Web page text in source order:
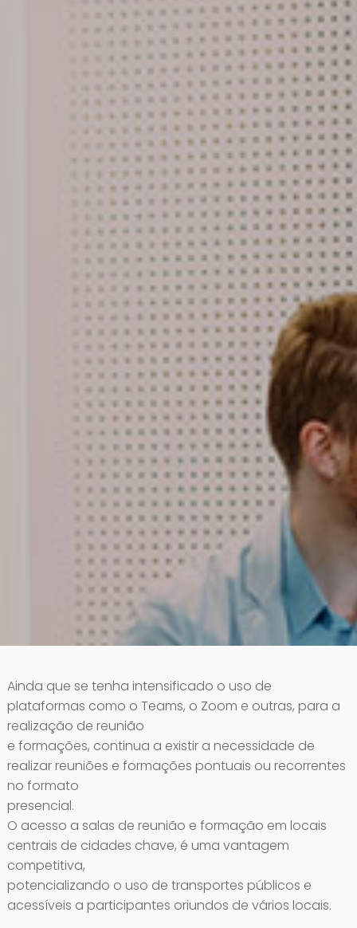
Ainda que se tenha intensificado o uso de
plataformas como o Teams, o Zoom e outras, para a
realização de reunião
e formações, continua a existir a necessidade de
realizar reuniões e formações pontuais ou recorrentes
no formato
presencial.
O acesso a salas de reunião e formação em locais
centrais de cidades chave, é uma vantagem
competitiva,
potencializando o uso de transportes públicos e
acessíveis a participantes oriundos de vários locais.